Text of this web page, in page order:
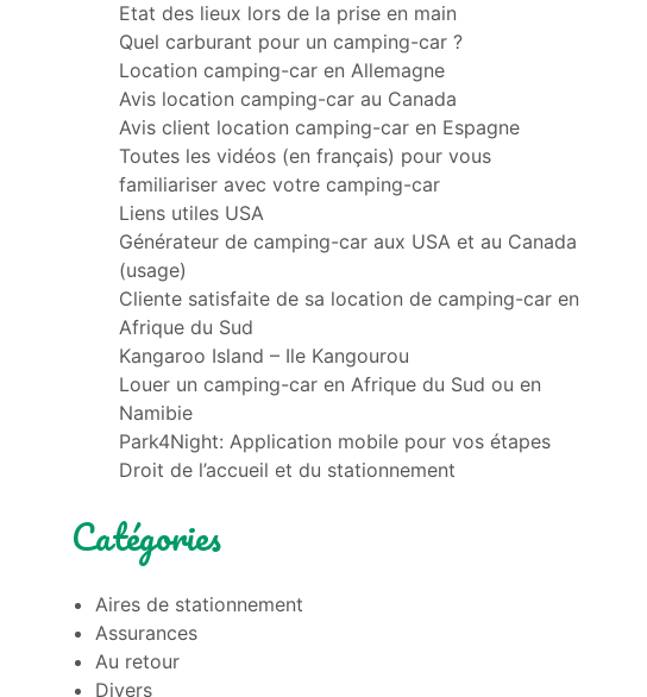
Etat des lieux lors de la prise en main
Quel carburant pour un camping-car ?
Location camping-car en Allemagne
Avis location camping-car au Canada
Avis client location camping-car en Espagne
Toutes les vidéos (en français) pour vous
familiariser avec votre camping-car
Liens utiles USA
Générateur de camping-car aux USA et au Canada
(usage)
Cliente satisfaite de sa location de camping-car en
Afrique du Sud
Kangaroo Island – Ile Kangourou
Louer un camping-car en Afrique du Sud ou en
Namibie
Park4Night: Application mobile pour vos étapes
Droit de l’accueil et du stationnement
Catégories
Aires de stationnement
Assurances
Au retour
Divers